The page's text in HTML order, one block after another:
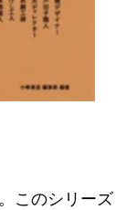
このシリーズ